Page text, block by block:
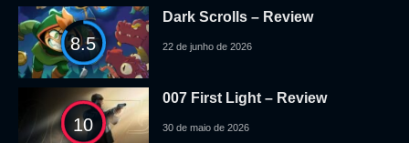
8.5
Dark Scrolls – Review
22 de junho de 2026
10
007 First Light – Review
30 de maio de 2026